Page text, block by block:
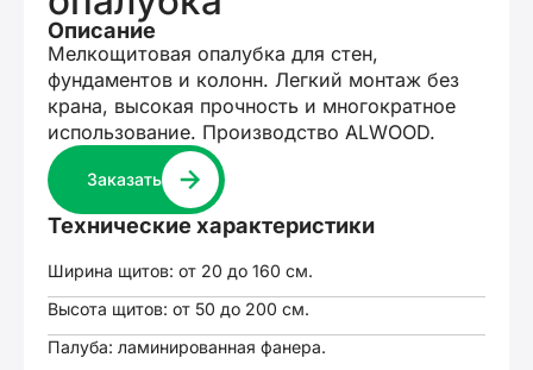
Описание
Мелкощитовая опалубка для стен,
фундаментов и колонн. Легкий монтаж без
крана, высокая прочность и многократное
использование. Производство ALWOOD.
Заказать
Технические характеристики
Ширина щитов: от 20 до 160 см.
Высота щитов: от 50 до 200 см.
Палуба: ламинированная фанера.